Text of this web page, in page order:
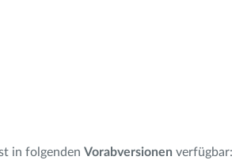
in folgenden Vorabversionen verfügbar: